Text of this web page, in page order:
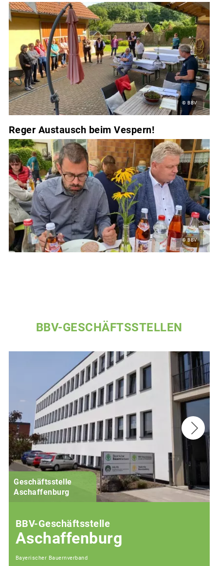
© BBV
Reger Austausch beim Vespern!
© BBV
BBV-GESCHÄFTSSTELLEN
Geschäftsstelle
Aschaffenburg
BBV-Geschäftsstelle
Aschaffenburg
Bayerischer Bauernverband